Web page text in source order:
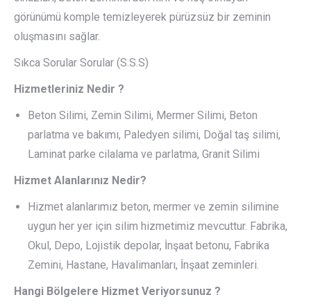
görünümü komple temizleyerek pürüzsüz bir zeminin
oluşmasını sağlar.
Sıkca Sorular Sorular (S.S.S)
Hizmetleriniz Nedir ?
Beton Silimi, Zemin Silimi, Mermer Silimi, Beton
parlatma ve bakımı, Paledyen silimi, Doğal taş silimi,
Laminat parke cilalama ve parlatma, Granit Silimi
Hizmet Alanlarınız Nedir?
Hizmet alanlarımız beton, mermer ve zemin silimine
uygun her yer için silim hizmetimiz mevcuttur. Fabrika,
Okul, Depo, Lojistik depolar, İnşaat betonu, Fabrika
Zemini, Hastane, Havalimanları, İnşaat zeminleri.
Hangi Bölgelere Hizmet Veriyorsunuz ?